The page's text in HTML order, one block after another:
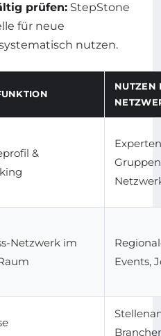
prüfen: StepStone
für neue
nutzen.
NUTZEN
&
Netzwerk im
Events,